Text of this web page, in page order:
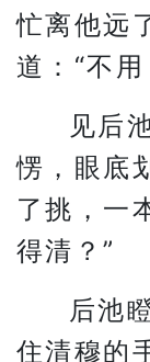
忙离他远
道：“不
见后
愣，眼底
了挑，一
得清？”
后池
住清穆的